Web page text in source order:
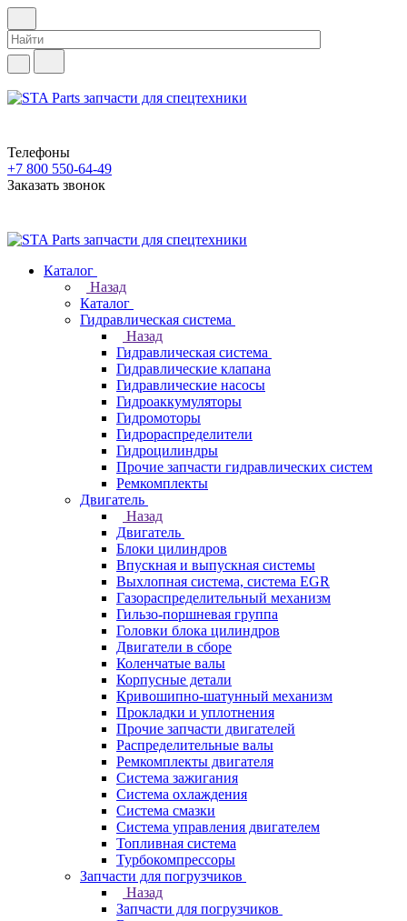
Телефоны
+7 800 550-64-49
Заказать звонок
Каталог
Назад
Каталог
Гидравлическая система
Назад
Гидравлическая система
Гидравлические клапана
Гидравлические насосы
Гидроаккумуляторы
Гидромоторы
Гидрораспределители
Гидроцилиндры
Прочие запчасти гидравлических систем
Ремкомплекты
Двигатель
Назад
Двигатель
Блоки цилиндров
Впускная и выпускная системы
Выхлопная система, система EGR
Газораспределительный механизм
Гильзо-поршневая группа
Головки блока цилиндров
Двигатели в сборе
Коленчатые валы
Корпусные детали
Кривошипно-шатунный механизм
Прокладки и уплотнения
Прочие запчасти двигателей
Распределительные валы
Ремкомплекты двигателя
Система зажигания
Система охлаждения
Система смазки
Система управления двигателем
Топливная система
Турбокомпрессоры
Запчасти для погрузчиков
Назад
Запчасти для погрузчиков